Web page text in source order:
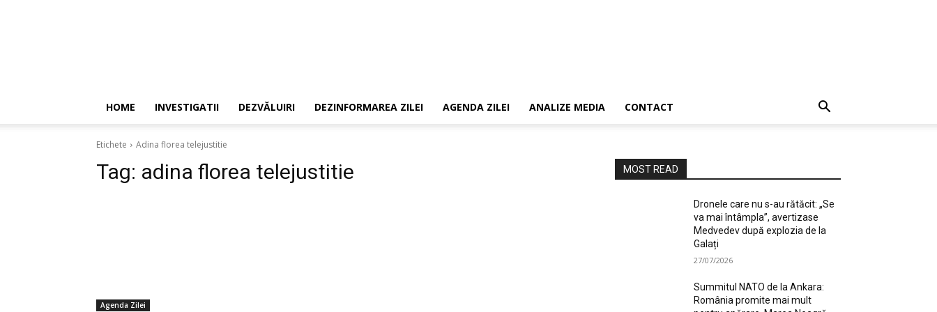
HOME INVESTIGATII DEZVĂLUIRI DEZINFORMAREA ZILEI AGENDA ZILEI ANALIZE MEDIA CONTACT
Etichete Adina florea telejustitie
Tag: adina florea telejustitie
Agenda Zilei
MOST READ
Dronele care nu s-au rătăcit: „Se
va mai întâmpla”, avertizase
Medvedev după explozia de la
Galați
27/07/2026
Summitul NATO de la Ankara:
România promite mai mult